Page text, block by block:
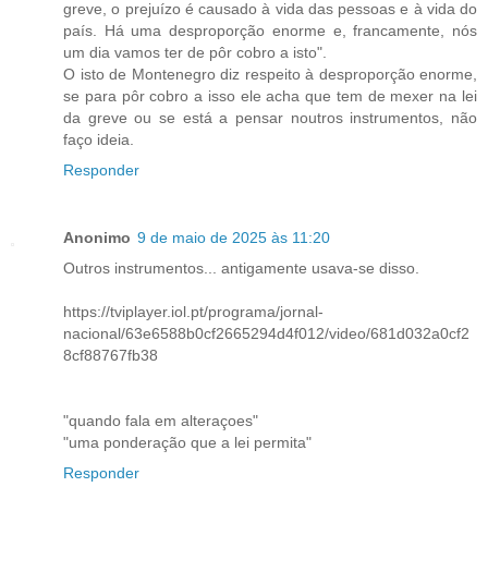
greve, o prejuízo é causado à vida das pessoas e à vida do
país. Há uma desproporção enorme e, francamente, nós
um dia vamos ter de pôr cobro a isto".
O isto de Montenegro diz respeito à desproporção enorme,
se para pôr cobro a isso ele acha que tem de mexer na lei
da greve ou se está a pensar noutros instrumentos, não
faço ideia.
Responder
Anonimo 9 de maio de 2025 às 11:20
Outros instrumentos... antigamente usava-se disso.
https://tviplayer.iol.pt/programa/jornal-
nacional/63e6588b0cf2665294d4f012/video/681d032a0cf2
8cf88767fb38
"quando fala em alteraçoes"
"uma ponderação que a lei permita"
Responder